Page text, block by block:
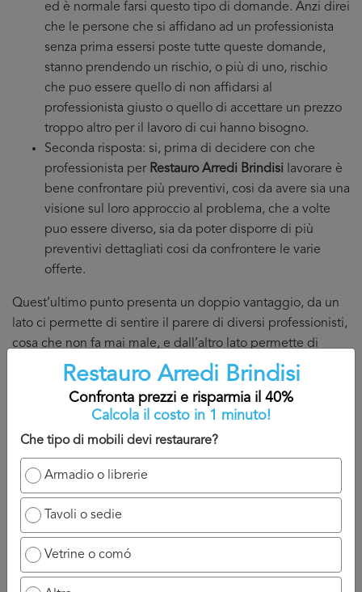
ed è normale farsi questo tipo di domande. Anzi direi
che le persone che si affidano ad un professionista
senza prima essersi poste tutte queste domande,
stanno prendendo un rischio, o più di uno, rischio
che puo essere quello di non affidarsi al
professionista giusto o quello di accettare un prezzo
troppo altro per il lavoro di cui hanno bisogno.
Seconda risposta: si, prima di decidere con che
professionista per Restauro Arredi Brindisi lavorare è
bene confrontare più preventivi, cosi da avere sia una
visione sul loro approccio al problema, che a volte
puo essere diverso, sia da poter disporre di più
preventivi dettagliati cosi da confrontere le varie
offerte.
Quest’ultimo punto presenta un doppio vantaggio, da un
lato ci permette di sentire il parere di diversi professionisti,
cosa che non fa mai male, e dall’altro lato permette di
essere sicuri di pagare il giusto prezzo per il servizio.
Non dimentichiamo che il costoRestauro Arredi Brindisi
puo variare da un esperto ad un altro.
Tuttavia, il fatto di aver fatto un confronto, aver discusso
con diversi professionisti e avere in mano diversi preventivi
Restauro Arredi Brindisici puo rassicurare nella nostra
scelta.
Infatti, non sempre è giusto affidarci al meno caro, a volte è
anche questione di feeling o conoscenza del
professionista del punto specifico.
Restauro Arredi Brindisi
Confronta prezzi e risparmia il 40%
Calcola il costo in 1 minuto!
Che tipo di mobili devi restaurare?
Armadio o librerie
Tavoli o sedie
Vetrine o comó